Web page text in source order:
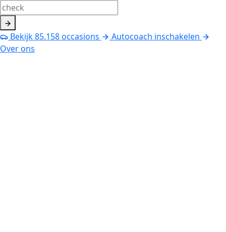
Bekijk85.158occasions
Autocoach inschakelen
Over ons